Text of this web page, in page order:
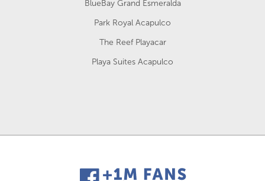
BlueBay Grand Esmeralda
Park Royal Acapulco
The Reef Playacar
Playa Suites Acapulco